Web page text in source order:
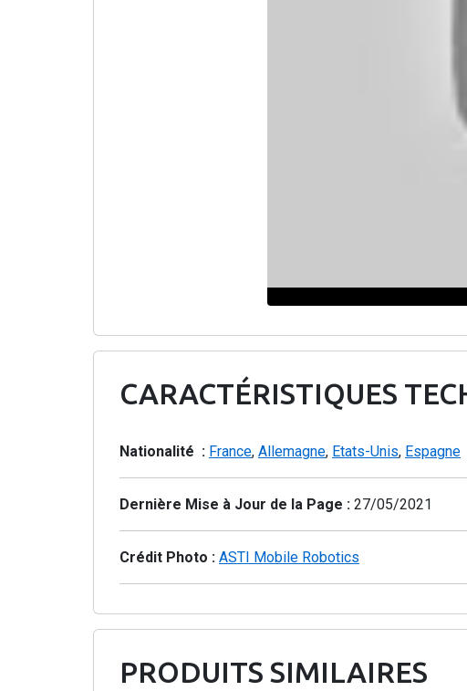
CARACTÉRISTIQUES
Nationalité : France, Allemagne, Etats-Unis, Espagne
Dernière Mise à Jour de la Page : 27/05/2021
Crédit Photo : ASTI Mobile Robotics
PRODUITS SIMILAIRES